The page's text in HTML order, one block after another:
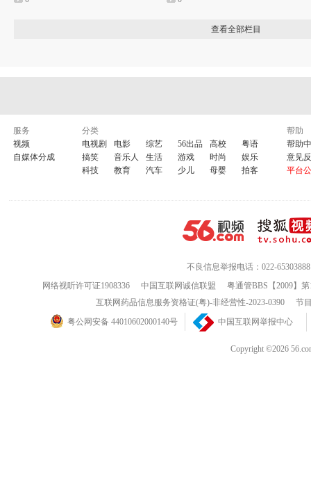
查看全部栏目
服务
视频
自媒体分成
分类
电视剧
电影 综艺 56出品 高校
粤语
搞笑
音乐人 生活 游戏 时尚
娱乐
科技
教育 汽车 少儿 母婴 拍客
帮助
帮助
意见
平台
不良信息举报电话：022-65303888
网络视听许可证1908336
中国互联网诚信联盟
粤通管BBS【2009】
互联网药品信息服务资格证(粤)-非经营性-2023-0390
节
粤公网安备 44010602000140号
中国互联网举报中心
Copyright ©2026